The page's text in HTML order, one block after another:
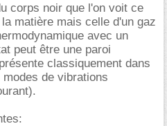
corps noir que l'on voit ce
matière mais celle d'un gaz
avec un
peut être une paroi
classiquement dans
de vibrations